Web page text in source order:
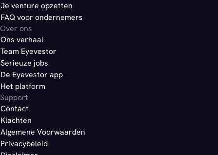
Je venture opzetten
FAQ voor ondernemers
Over ons
Ons verhaal
Team Eyevestor
Serieuze jobs
De Eyevestor app
Het platform
Support
Contact
Klachten
Algemene Voorwaarden
Privacybeleid